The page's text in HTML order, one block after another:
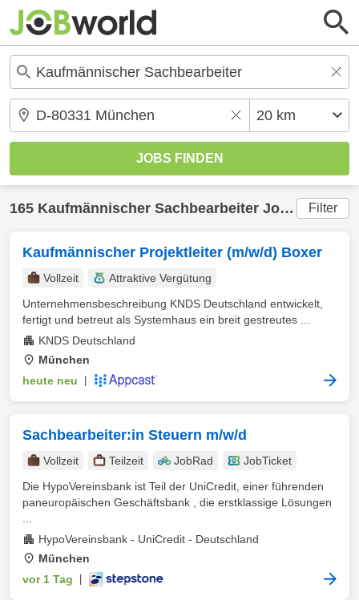
165 Kaufmännischer Sachbearbeiter Jobs in Filter
Kaufmännischer Projektleiter (m/w/d) Boxer
Vollzeit
Attraktive Vergütung
Unternehmensbeschreibung KNDS Deutschland entwickelt,
fertigt und betreut als Systemhaus ein breit gestreutes ...
KNDS Deutschland
München
heute neu
Sachbearbeiter:in Steuern m/w/d
Vollzeit Teilzeit JobRad
JobTicket
Die HypoVereinsbank ist Teil der UniCredit, einer führenden
paneuropäischen Geschäftsbank , die erstklassige Lösungen
HypoVereinsbank - UniCredit - Deutschland
München
vor 1 Tag